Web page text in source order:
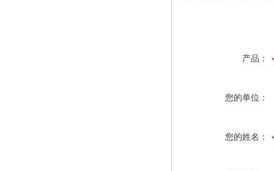
产品：
您的单位：
您的姓名：